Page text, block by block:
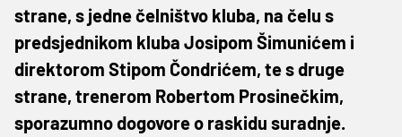
strane, s jedne čelništvo kluba, na čelu s
predsjednikom kluba Josipom Šimunićem i
direktorom Stipom Čondrićem, te s druge
strane, trenerom Robertom Prosinečkim,
sporazumno dogovore o raskidu suradnje.